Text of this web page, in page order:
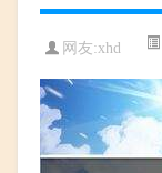
网友:xhd